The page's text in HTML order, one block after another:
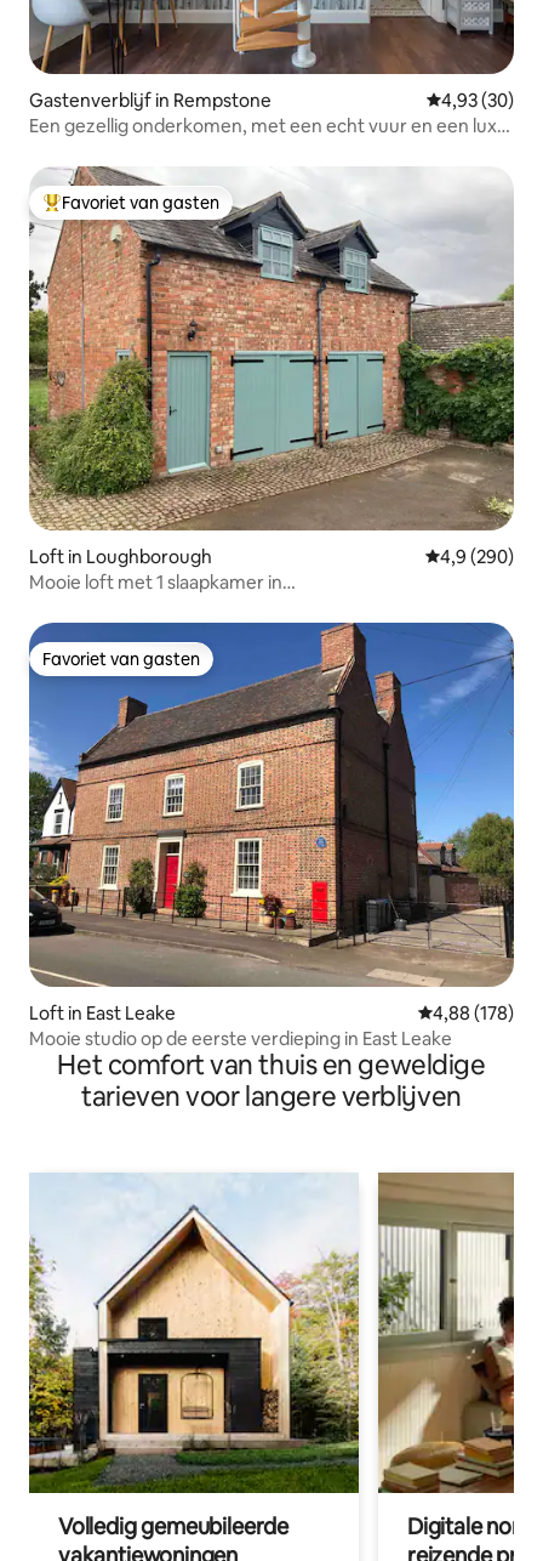
Gastenverblijf in Rempstone Gemiddelde
4,93 (30)
Een gezellig onderkomen, met een echt vuur en een luxe
Topfavoriet van gasten
Favoriet van gasten
Loft in Loughborough Gemiddelde
4,9 (290)
Mooie loft met 1 slaapkamer in
Favoriet van gasten
Favoriet van gasten
Loft in East Leake Gemiddelde
4,88 (178)
Mooie studio op de eerste verdieping in East Leake
Het comfort van thuis en geweldige
tarieven voor langere verblijven
Volledig gemeubileerde
Digitale